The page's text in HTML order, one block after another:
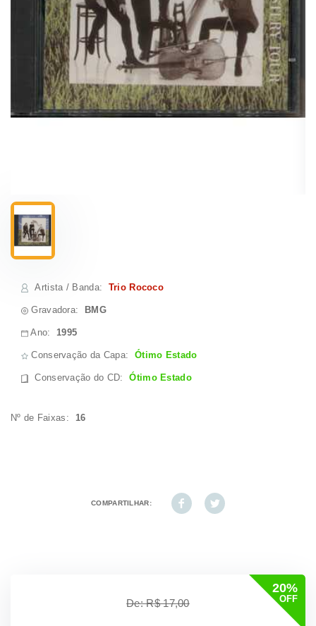
Artista / Banda: Trio Rococo
Gravadora: BMG
Ano:1995
Conservação da Capa: Ótimo Estado
Conservação do CD:Ótimo Estado
Nº de Faixas: 16
COMPARTILHAR:
20%
OFF
De: R$ 17,00